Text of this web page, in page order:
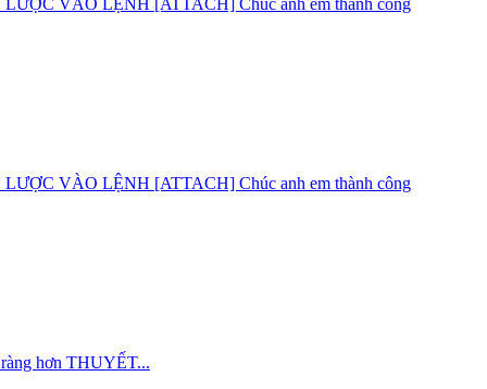
VÀO LỆNH [ATTACH] Chúc anh em thành công
hơn THUYẾT...